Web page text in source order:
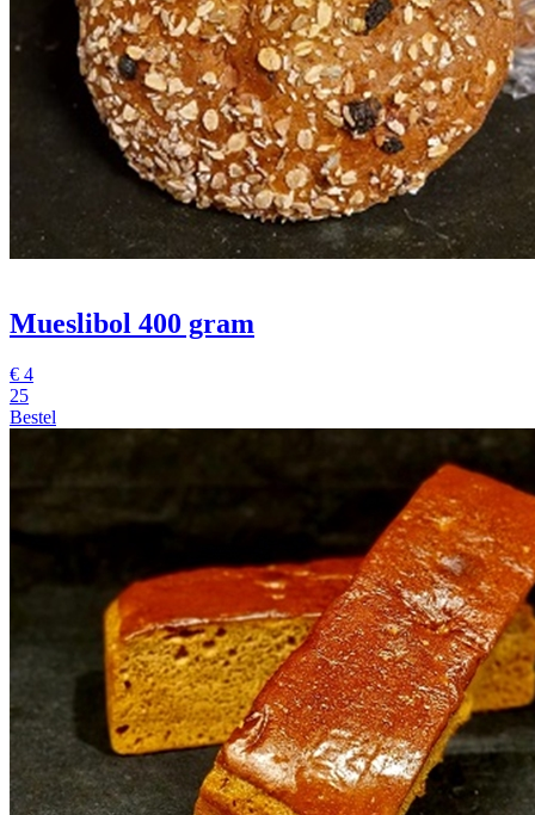
Mueslibol 400 gram
€ 4
25
Bestel